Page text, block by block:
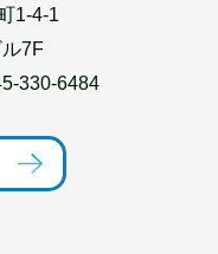
1-4-1
7F
330-6484